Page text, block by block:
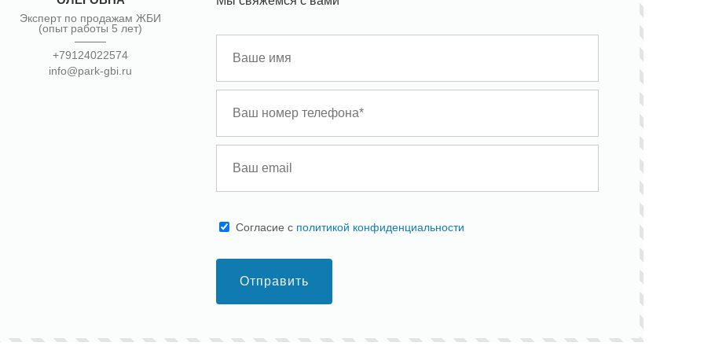
Эксперт по продажам ЖБИ
(опыт работы 5 лет)
+79124022574
info@park-gbi.ru
Cогласие с политикой конфиденциальности
Отправить